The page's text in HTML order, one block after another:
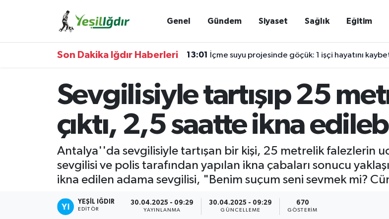
Genel Gündem Siyaset Sağlık Eğitim
Son Dakika Iğdır Haberleri 13:01 İçme suyu projesinde göçük: 1 işçi hayatını
Sevgilisiyle tartışıp 25
çıktı, 2,5 saatte ikna
Antalya''da sevgilisiyle tartışan bir kişi, 25 metrelik falezlerin
sevgilisi ve polis tarafından yapılan ikna çabaları sonucu
ikna edilen adama sevgilisi, "Benim suçum seni sevmek mi?
YEŞIL IĞDIR
EDITÖR
30.04.2025 - 09:29
YAYINLANMA
30.04.2025 - 09:29
GÜNCELLEME
670
GÖSTERIM
İğdir Namaz Vakitleri
Iğdır Trafik Yoğunluk Haritası
Süper Lig Puan Durumu ve Fikstür
Tüm Manşetler
Haber Arşivi